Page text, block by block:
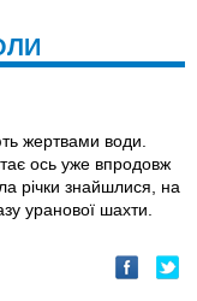
жертвами води.
ось уже впродовж
річки знайшлися, на
уранової шахти.